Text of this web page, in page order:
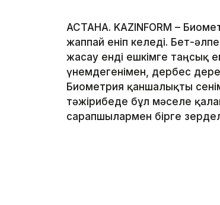
АСТАНА. KAZINFORM –
жаппай еніп келеді. Бет-
жасау енді ешкімге таңсық
үнемдегенімен, дербес
Биометрия қаншалықты
тәжірибеде бұл мәселе
сарапшылармен бірге